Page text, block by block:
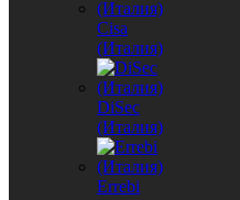
Cisa
(Италия)
DiSec
(Италия)
Errebi